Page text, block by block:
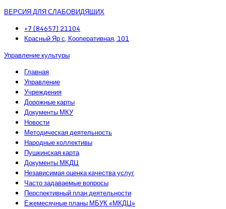
ВЕРСИЯ ДЛЯ СЛАБОВИДЯЩИХ
+7 (84657) 21104
Красный Яр с, Кооперативная, 101
Управление культуры
Главная
Управление
Учреждения
Дорожные карты
Документы МКУ
Новости
Методическая деятельность
Народные коллективы
Пушкинская карта
Документы МКДЦ
Независимая оценка качества услуг
Часто задаваемые вопросы
Перспективный план деятельности
Ежемесячные планы МБУК «МКДЦ»